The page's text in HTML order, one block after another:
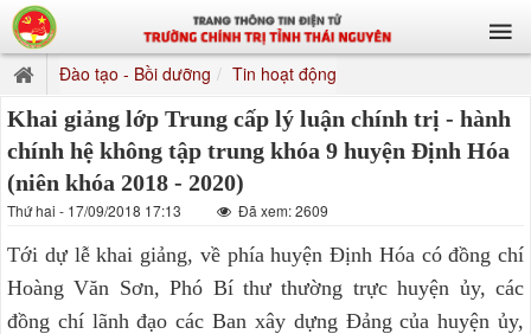
Đào tạo - Bồi dưỡng Tin hoạt động
Khai giảng lớp Trung cấp lý luận chính trị - hành
chính hệ không tập trung khóa 9 huyện Định Hóa
(niên khóa 2018 - 2020)
Thứ hai - 17/09/2018 17:13 Đã xem: 2609
Tới dự lễ khai giảng, về phía huyện Định Hóa có đồng chí
Hoàng Văn Sơn, Phó Bí thư thường trực huyện ủy, các
đồng chí lãnh đạo các Ban xây dựng Đảng của huyện ủy,